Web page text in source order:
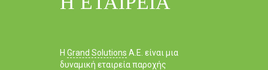
Η Grand Solutions A.E. είναι μια
δυναμική εταιρεία παροχής